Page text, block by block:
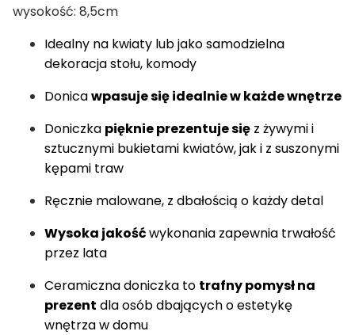
wysokość: 8,5cm
Idealny na kwiaty lub jako samodzielna
dekoracja stołu, komody
Donicawpasuje się idealnie w każde wnętrze
Doniczka pięknie prezentuje się z żywymi i
sztucznymi bukietami kwiatów, jak i z suszonymi
kępami traw
Ręcznie malowane, z dbałością o każdy detal
Wysoka jakośćwykonania zapewnia trwałość
przez lata
Ceramiczna doniczka to trafny pomysł na
prezent dla osób dbających o estetykę
wnętrza w domu